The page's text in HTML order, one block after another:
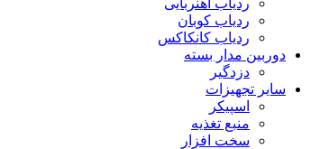
ردیاب آهنربایی
ردیاب کوبان
ردیاب کانکاکس
دوربین مدار بسته
دزدگیر
سایر تجهیزات
اسپیکر
منبع تغذیه
سخت افزار